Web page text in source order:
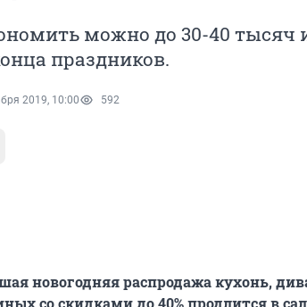
можно до 30-40 тысяч
праздников.
2019, 10:00 592
новогодняя распродажа кухонь,
со скидками до 40% продлится в